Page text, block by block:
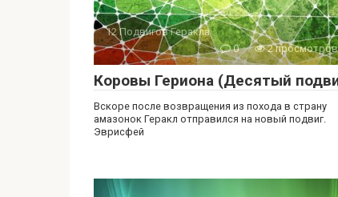
12 Подвигов Геракла
0
2 просмотров
Коровы Гериона (Десятый
Вскоре после возвращения из похода в страну
амазонок Геракл отправился на новый подвиг.
Эврисфей